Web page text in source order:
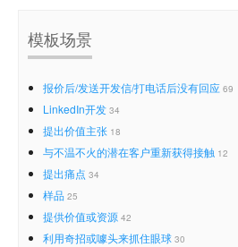
模板场景
报价后/发送开发信/打电话后没有回应 69
LinkedIn开发 34
提出价值主张 18
与不温不火的潜在客户重新获得接触 12
提出痛点 34
样品 25
提供价值或资源 42
利用奇招或噱头来抓住眼球 30